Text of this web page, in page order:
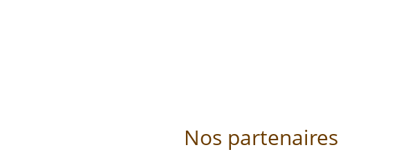
Nos partenaires